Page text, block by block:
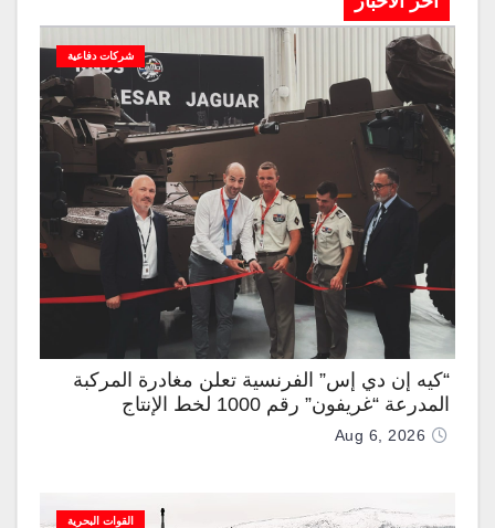
شركات دفاعية
“كيه إن دي إس” الفرنسية تعلن مغادرة المركبة
المدرعة “غريفون” رقم 1000 لخط الإنتاج
Aug 6, 2026
القوات البحرية